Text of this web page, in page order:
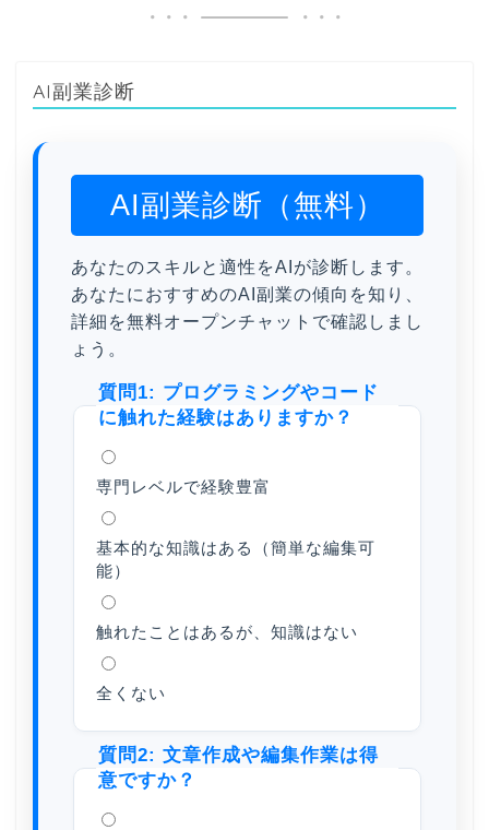
AI副業診断
AI副業診断（無料）
あなたのスキルと適性をAIが診断します。
あなたにおすすめのAI副業の傾向を知り、
詳細を無料オープンチャットで確認しまし
ょう。
質問1: プログラミングやコード
に触れた経験はありますか？
専門レベルで経験豊富
基本的な知識はある（簡単な編集可
能）
触れたことはあるが、知識はない
全くない
質問2: 文章作成や編集作業は得
意ですか？